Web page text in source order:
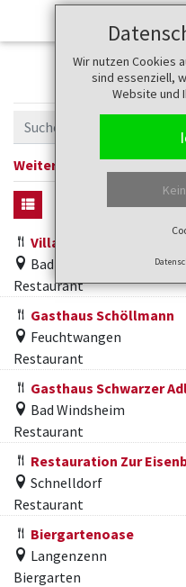
Wir nutzen Cookies
sind essenziell,
Website und
Weitere Filter anzeigen
Villa Liga
Bad Windsheim
Restaurant
Gasthaus Schöllmann
Feuchtwangen
Restaurant
Gasthaus Schwarzer
Bad Windsheim
Restaurant
Restauration Zur
Schnelldorf
Restaurant
Biergartenoase
Langenzenn
Biergarten